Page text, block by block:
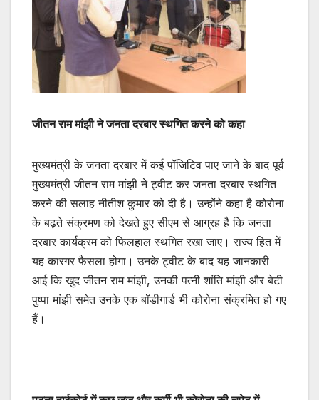
जीतन राम मांझी ने जनता दरबार स्थगित करने को कहा
मुख्यमंत्री के जनता दरबार में कई पॉजिटिव पाए जाने के बाद पूर्व
मुख्यमंत्री जीतन राम मांझी ने ट्वीट कर जनता दरबार स्थगित
करने की सलाह नीतीश कुमार को दी है। उन्होंने कहा है कोरोना
के बढ़ते संक्रमण को देखते हुए सीएम से आग्रह है कि जनता
दरबार कार्यक्रम को फिलहाल स्थगित रखा जाए। राज्य हित में
यह कारगर फैसला होगा। उनके ट्वीट के बाद यह जानकारी
आई कि खुद जीतन राम मांझी, उनकी पत्नी शांति मांझी और बेटी
पुष्पा मांझी समेत उनके एक बॉडीगार्ड भी कोरोना संक्रमित हो गए
हैं।